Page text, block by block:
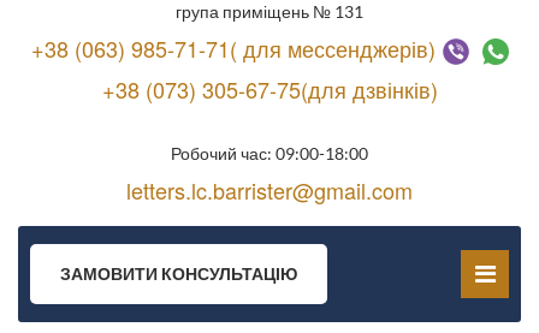
група приміщень № 131
+38 (063) 985-71-71( для мессенджерів)
+38 (073) 305-67-75(для дзвінків)
Робочий час: 09:00-18:00
letters.lc.barrister@gmail.com
ЗАМОВИТИ КОНСУЛЬТАЦІЮ